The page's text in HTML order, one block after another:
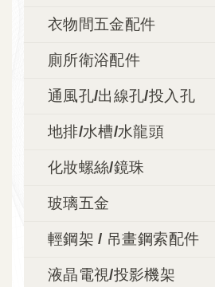
衣物間五金配件
廁所衛浴配件
通風孔/出線孔/投入孔
地排/水槽/水龍頭
化妝螺絲/鏡珠
玻璃五金
輕鋼架 / 吊畫鋼索配件
液晶電視/投影機架